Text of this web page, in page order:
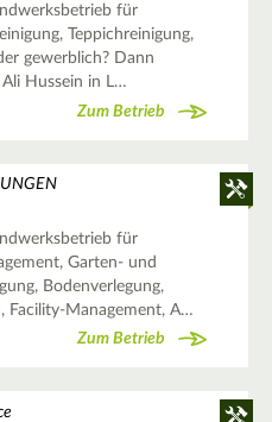
für
Teppichreinigung,
gewerblich? Dann
Hussein in L…
Zum Betrieb
für
Garten- und
Bodenverlegung,
Facility-Management, A…
Zum Betrieb